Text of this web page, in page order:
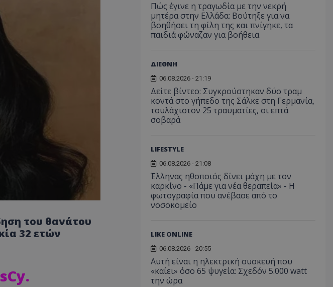
του θανάτου
32 ετών
.
Πώς έγινε η τραγωδία με την νεκρή
μητέρα στην Ελλάδα: Βούτηξε για να
βοηθήσει τη φίλη της και πνίγηκε, τα
παιδιά φώναζαν για βοήθεια
ΔΙΕΘΝΗ
06.08.2026 - 21:19
Δείτε βίντεο: Συγκρούστηκαν δύο τραμ
κοντά στο γήπεδο της Σάλκε στη Γερμανία,
τουλάχιστον 25 τραυματίες, οι επτά
σοβαρά
LIFESTYLE
06.08.2026 - 21:08
Έλληνας ηθοποιός δίνει μάχη με τον
καρκίνο - «Πάμε για νέα θεραπεία» - Η
φωτογραφία που ανέβασε από το
νοσοκομείο
LIKE ONLINE
06.08.2026 - 20:55
Αυτή είναι η ηλεκτρική συσκευή που
«καίει» όσο 65 ψυγεία: Σχεδόν 5.000 watt
την ώρα